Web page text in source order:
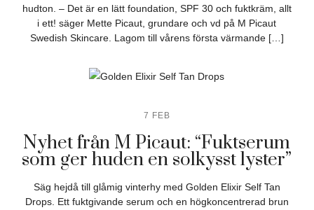
hudton. – Det är en lätt foundation, SPF 30 och fuktkräm, allt
i ett! säger Mette Picaut, grundare och vd på M Picaut
Swedish Skincare. Lagom till vårens första värmande […]
7 FEB
Nyhet från M Picaut: “Fuktserum
som ger huden en solkysst lyster”
Säg hejdå till glåmig vinterhy med Golden Elixir Self Tan
Drops. Ett fuktgivande serum och en högkoncentrerad brun